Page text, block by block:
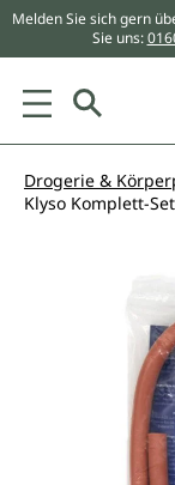
springen
Melden Sie sich gern
Sie uns:
Drogerie &